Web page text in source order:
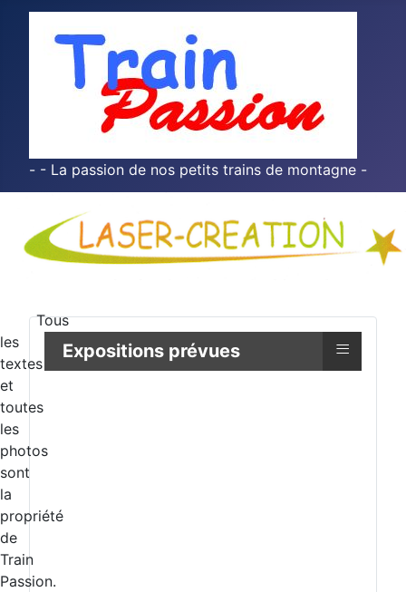
- - La passion de nos petits trains de montagne -
Expositions prévues ≡
Tous
les
textes
et
toutes
les
photos
sont
la
propriété
de
Train
Passion.